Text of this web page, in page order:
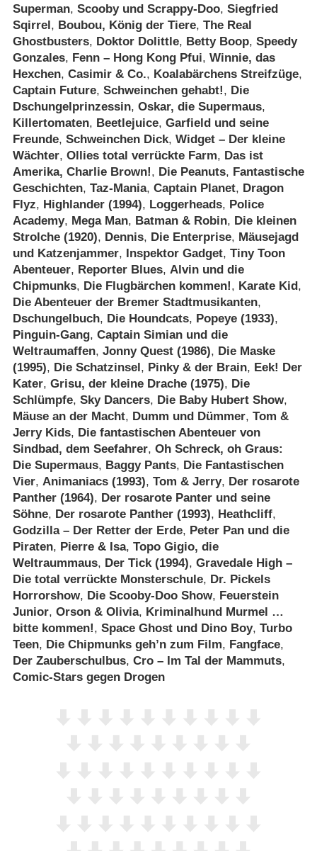
Superman, Scooby und Scrappy-Doo, Siegfried
Sqirrel, Boubou, König der Tiere, The Real
Ghostbusters, Doktor Dolittle, Betty Boop, Speedy
Gonzales, Fenn – Hong Kong Pfui, Winnie, das
Hexchen, Casimir & Co., Koalabärchens Streifzüge,
Captain Future, Schweinchen gehabt!, Die
Dschungelprinzessin, Oskar, die Supermaus,
Killertomaten, Beetlejuice, Garfield und seine
Freunde, Schweinchen Dick, Widget – Der kleine
Wächter, Ollies total verrückte Farm, Das ist
Amerika, Charlie Brown!, Die Peanuts, Fantastische
Geschichten, Taz-Mania, Captain Planet, Dragon
Flyz, Highlander (1994), Loggerheads, Police
Academy, Mega Man, Batman & Robin, Die kleinen
Strolche (1920), Dennis, Die Enterprise, Mäusejagd
und Katzenjammer, Inspektor Gadget, Tiny Toon
Abenteuer, Reporter Blues, Alvin und die
Chipmunks, Die Flugbärchen kommen!, Karate Kid,
Die Abenteuer der Bremer Stadtmusikanten,
Dschungelbuch, Die Houndcats, Popeye (1933),
Pinguin-Gang, Captain Simian und die
Weltraumaffen, Jonny Quest (1986), Die Maske
(1995), Die Schatzinsel, Pinky & der Brain, Eek! Der
Kater, Grisu, der kleine Drache (1975), Die
Schlümpfe, Sky Dancers, Die Baby Hubert Show,
Mäuse an der Macht, Dumm und Dümmer, Tom &
Jerry Kids, Die fantastischen Abenteuer von
Sindbad, dem Seefahrer, Oh Schreck, oh Graus:
Die Supermaus, Baggy Pants, Die Fantastischen
Vier, Animaniacs (1993), Tom & Jerry, Der rosarote
Panther (1964), Der rosarote Panter und seine
Söhne, Der rosarote Panther (1993), Heathcliff,
Godzilla – Der Retter der Erde, Peter Pan und die
Piraten, Pierre & Isa, Topo Gigio, die
Weltraummaus, Der Tick (1994), Gravedale High –
Die total verrückte Monsterschule, Dr. Pickels
Horrorshow, Die Scooby-Doo Show, Feuerstein
Junior, Orson & Olivia, Kriminalhund Murmel …
bitte kommen!, Space Ghost und Dino Boy, Turbo
Teen, Die Chipmunks geh’n zum Film, Fangface,
Der Zauberschulbus, Cro – Im Tal der Mammuts,
Comic-Stars gegen Drogen